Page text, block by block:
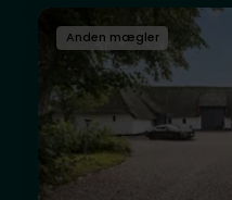
Anden mægler